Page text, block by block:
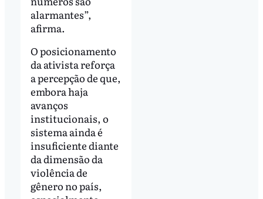
alarmantes”,
afirma.
O posicionamento
da ativista reforça
a percepção de que,
embora haja
avanços
institucionais, o
sistema ainda é
insuficiente diante
da dimensão da
violência de
gênero no país,